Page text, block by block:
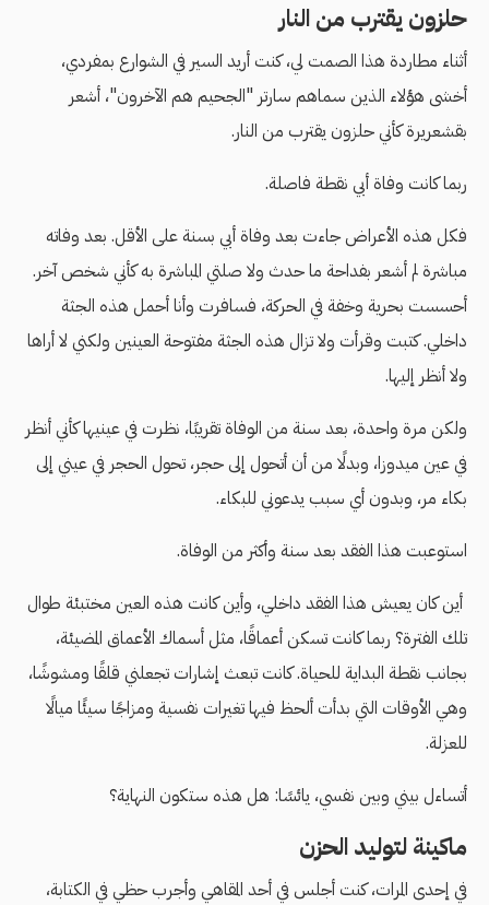
حلزون يقترب من النار
أثناء مطاردة هذا الصمت لي، كنت أريد السير في الشوارع بمفردي،
أخشى هؤلاء الذين سماهم سارتر "الجحيم هم الآخرون"، أشعر
بقشعريرة كأني حلزون يقترب من النار.
ربما كانت وفاة أبي نقطة فاصلة.
فكل هذه الأعراض جاءت بعد وفاة أبي بسنة على الأقل. بعد وفاته
مباشرة لم أشعر بفداحة ما حدث ولا صلتي المباشرة به كأني شخص آخر.
أحسست بحرية وخفة في الحركة، فسافرت وأنا أحمل هذه الجثة
داخلي. كتبت وقرأت ولا تزال هذه الجثة مفتوحة العينين ولكني لا أراها
ولا أنظر إليها.
ولكن مرة واحدة، بعد سنة من الوفاة تقريبًا، نظرت في عينيها كأني أنظر
في عين ميدوزا، وبدلًا من أن أتحول إلى حجر، تحول الحجر في عيني إلى
بكاء مر، وبدون أي سبب يدعوني للبكاء.
استوعبت هذا الفقد بعد سنة وأكثر من الوفاة.
أين كان يعيش هذا الفقد داخلي، وأين كانت هذه العين مختبئة طوال
تلك الفترة؟ ربما كانت تسكن أعماقًا، مثل أسماك الأعماق المضيئة،
بجانب نقطة البداية للحياة. كانت تبعث إشارات تجعلني قلقًا ومشوشًا،
وهي الأوقات التي بدأت ألحظ فيها تغيرات نفسية ومزاجًا سيئًا ميالًا
للعزلة.
أتساءل بيني وبين نفسي، يائسًا: هل هذه ستكون النهاية؟
ماكينة لتوليد الحزن
في إحدى المرات، كنت أجلس في أحد المقاهي وأجرب حظي في الكتابة،